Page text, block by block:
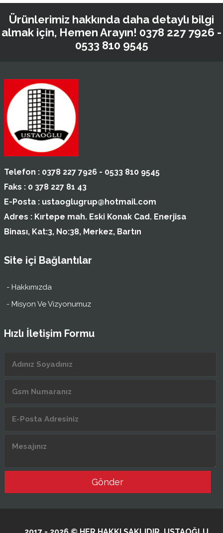
Ürünlerimiz hakkında daha detaylı bilgi
almak için, Hemen Arayın! 0378 227 7926 -
0533 810 9545
Telefon : 0378 227 7926 - 0533 810 9545
Faks : 0 378 227 81 43
E-Posta : ustaoglugrup@hotmail.com
Adres : Kırtepe mah. Eski Konak Cad. Enerjisa
Binası, Kat:3, No:38, Merkez, Bartın
Site içi Bağlantılar
- Hakkımızda
- Misyon Ve Vizyonumuz
Hızlı İletişim Formu
Gönder